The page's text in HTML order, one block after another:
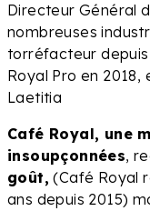
Directeur Général
nombreuses
torréfacteur
Royal Pro en 2018,
Laetitia
Café Royal, une
insoupçonnées,
goût, (Café Royal
ans depuis 2015)